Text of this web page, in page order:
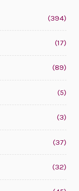
(394)
(17)
(89)
(5)
(3)
(37)
(32)